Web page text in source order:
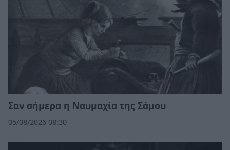
Σαν σήμερα η Ναυμαχία της Σάμου
05/08/2026 08:30